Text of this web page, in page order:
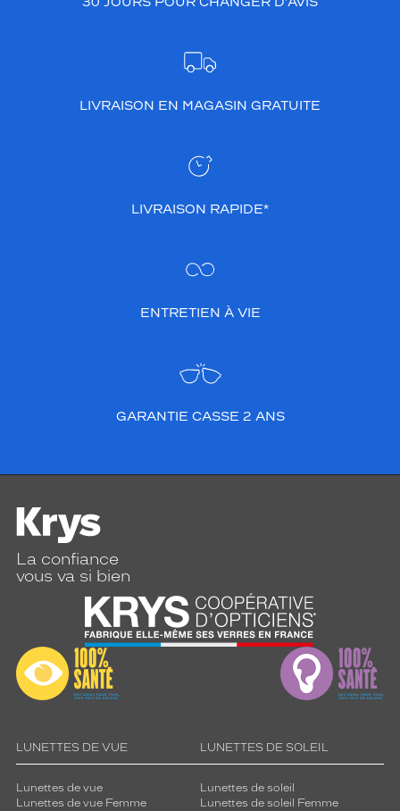
LIVRAISON EN MAGASIN GRATUITE
LIVRAISON RAPIDE*
ENTRETIEN À VIE
GARANTIE CASSE 2 ANS
La confiance
vous va si bien
LUNETTES DE VUE
Lunettes de vue
Lunettes de vue Femme
LUNETTES DE SOLEIL
Lunettes de soleil
Lunettes de soleil Femme